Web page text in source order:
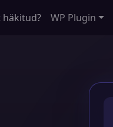
häkitud? WP Plugin